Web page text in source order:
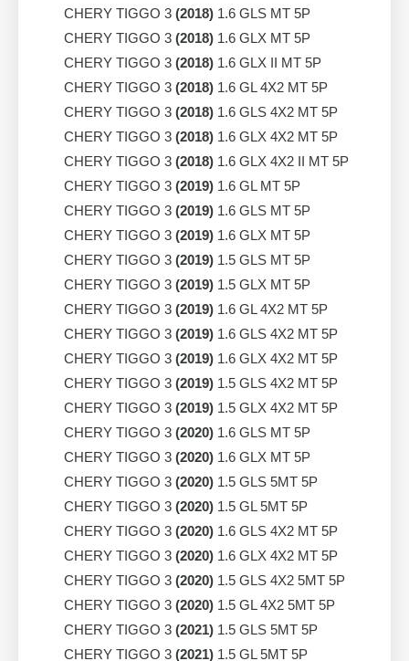
CHERY TIGGO 3 (2018) 1.6 GLS MT 5P
CHERY TIGGO 3 (2018) 1.6 GLX MT 5P
CHERY TIGGO 3 (2018) 1.6 GLX II MT 5P
CHERY TIGGO 3 (2018) 1.6 GL 4X2 MT 5P
CHERY TIGGO 3 (2018) 1.6 GLS 4X2 MT 5P
CHERY TIGGO 3 (2018) 1.6 GLX 4X2 MT 5P
CHERY TIGGO 3 (2018) 1.6 GLX 4X2 II MT 5P
CHERY TIGGO 3 (2019) 1.6 GL MT 5P
CHERY TIGGO 3 (2019) 1.6 GLS MT 5P
CHERY TIGGO 3 (2019) 1.6 GLX MT 5P
CHERY TIGGO 3 (2019) 1.5 GLS MT 5P
CHERY TIGGO 3 (2019) 1.5 GLX MT 5P
CHERY TIGGO 3 (2019) 1.6 GL 4X2 MT 5P
CHERY TIGGO 3 (2019) 1.6 GLS 4X2 MT 5P
CHERY TIGGO 3 (2019) 1.6 GLX 4X2 MT 5P
CHERY TIGGO 3 (2019) 1.5 GLS 4X2 MT 5P
CHERY TIGGO 3 (2019) 1.5 GLX 4X2 MT 5P
CHERY TIGGO 3 (2020) 1.6 GLS MT 5P
CHERY TIGGO 3 (2020) 1.6 GLX MT 5P
CHERY TIGGO 3 (2020) 1.5 GLS 5MT 5P
CHERY TIGGO 3 (2020) 1.5 GL 5MT 5P
CHERY TIGGO 3 (2020) 1.6 GLS 4X2 MT 5P
CHERY TIGGO 3 (2020) 1.6 GLX 4X2 MT 5P
CHERY TIGGO 3 (2020) 1.5 GLS 4X2 5MT 5P
CHERY TIGGO 3 (2020) 1.5 GL 4X2 5MT 5P
CHERY TIGGO 3 (2021) 1.5 GLS 5MT 5P
CHERY TIGGO 3 (2021) 1.5 GL 5MT 5P